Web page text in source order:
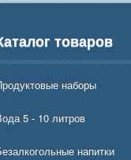
товаров
наборы
5 - 10 литров
напитки